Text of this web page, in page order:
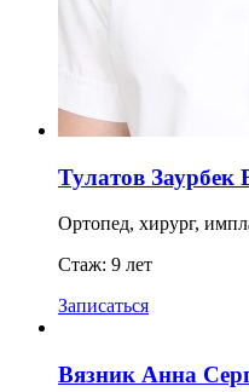
Тулатов Заурбек
Ортопед, хирург,
Стаж: 9 лет
Записаться
Вязник Анна